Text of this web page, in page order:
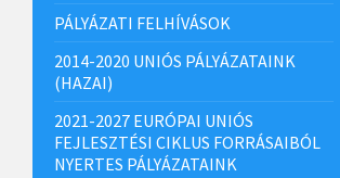
PÁLYÁZATI FELHÍVÁSOK
2014-2020 UNIÓS PÁLYÁZATAINK
(HAZAI)
2021-2027 EURÓPAI UNIÓS
FEJLESZTÉSI CIKLUS FORRÁSAIBÓL
NYERTES PÁLYÁZATAINK